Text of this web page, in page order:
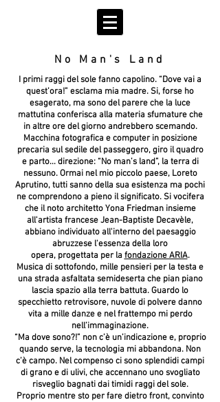
No Man's Land
I primi raggi del sole fanno capolino. “Dove vai a
quest’ora!” esclama mia madre. Si, forse ho
esagerato, ma sono del parere che la luce
mattutina conferisca alla materia sfumature che
in altre ore del giorno andrebbero scemando.
Macchina fotografica e computer in posizione
precaria sul sedile del passeggero, giro il quadro
e parto... direzione: “No man’s land”, la terra di
nessuno. Ormai nel mio piccolo paese, Loreto
Aprutino, tutti sanno della sua esistenza ma pochi
ne comprendono a pieno il significato. Si vocifera
che il noto architetto Yona Friedman insieme
all'artista francese Jean-Baptiste Decavèle,
abbiano individuato all'interno del paesaggio
abruzzese l'essenza della loro
opera, progettata per la fondazione ARIA.
Musica di sottofondo, mille pensieri per la testa e
una strada asfaltata semideserta che pian piano
lascia spazio alla terra battuta. Guardo lo
specchietto retrovisore, nuvole di polvere danno
vita a mille danze e nel frattempo mi perdo
nell’immaginazione.
“Ma dove sono?!” non c’è un’indicazione e, proprio
quando serve, la tecnologia mi abbandona. Non
c’è campo. Nel compenso ci sono splendidi campi
di grano e di ulivi, che accennano uno svogliato
risveglio bagnati dai timidi raggi del sole.
Proprio mentre sto per fare dietro front, convinto